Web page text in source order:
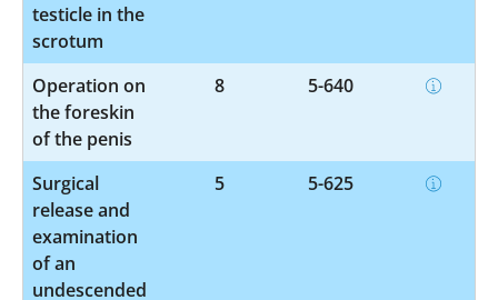
testicle in the
scrotum
Operation on
the foreskin
of the penis
8 5-640
Surgical
release and
examination
of an
undescended
5 5-625